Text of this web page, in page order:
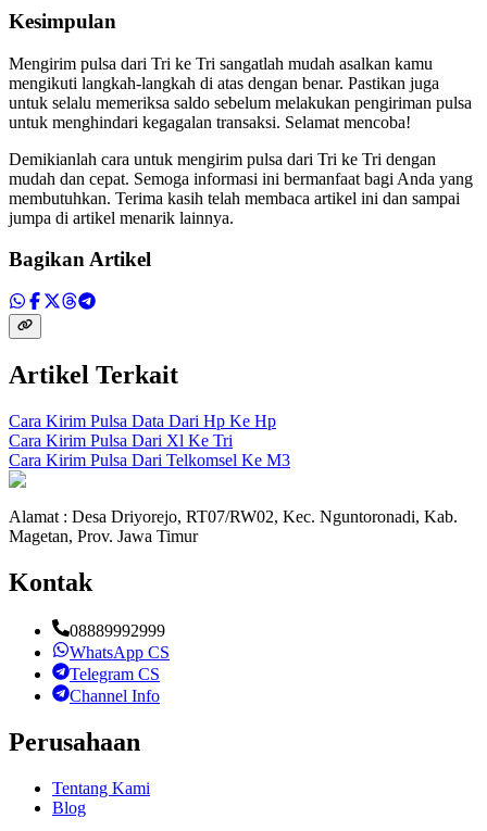
Kesimpulan
Mengirim pulsa dari Tri ke Tri sangatlah mudah asalkan kamu
mengikuti langkah-langkah di atas dengan benar. Pastikan juga
untuk selalu memeriksa saldo sebelum melakukan pengiriman pulsa
untuk menghindari kegagalan transaksi. Selamat mencoba!
Demikianlah cara untuk mengirim pulsa dari Tri ke Tri dengan
mudah dan cepat. Semoga informasi ini bermanfaat bagi Anda yang
membutuhkan. Terima kasih telah membaca artikel ini dan sampai
jumpa di artikel menarik lainnya.
Bagikan Artikel
Artikel Terkait
Cara Kirim Pulsa Data Dari Hp Ke Hp
Cara Kirim Pulsa Dari Xl Ke Tri
Cara Kirim Pulsa Dari Telkomsel Ke M3
Alamat : Desa Driyorejo, RT07/RW02, Kec. Nguntoronadi, Kab.
Magetan, Prov. Jawa Timur
Kontak
08889992999
WhatsApp CS
Telegram CS
Channel Info
Perusahaan
Tentang Kami
Blog